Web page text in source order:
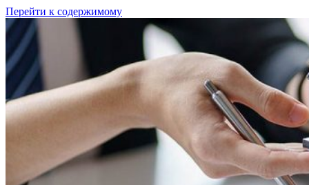
Перейти к содержимому